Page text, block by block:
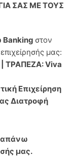
ΣΑΣ ΜΕ ΤΟΥΣ
Banking στον
μας:
ΤΡΑΠΕΖΑ: Viva
Επιχείρηση
Διατροφή
μας.